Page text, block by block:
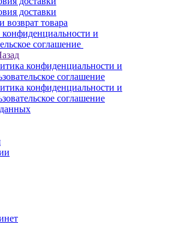
доставки
возврат товара
и
соглашение
конфиденциальности и
соглашение
конфиденциальности и
соглашение